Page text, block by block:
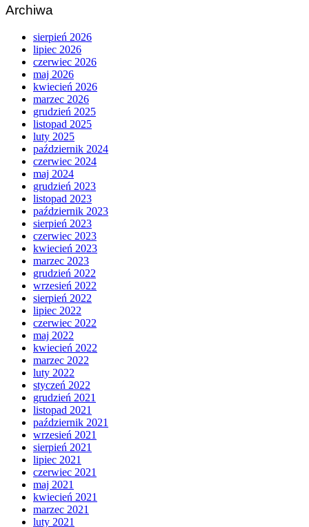
Archiwa
sierpień 2026
lipiec 2026
czerwiec 2026
maj 2026
kwiecień 2026
marzec 2026
grudzień 2025
listopad 2025
luty 2025
październik 2024
czerwiec 2024
maj 2024
grudzień 2023
listopad 2023
październik 2023
sierpień 2023
czerwiec 2023
kwiecień 2023
marzec 2023
grudzień 2022
wrzesień 2022
sierpień 2022
lipiec 2022
czerwiec 2022
maj 2022
kwiecień 2022
marzec 2022
luty 2022
styczeń 2022
grudzień 2021
listopad 2021
październik 2021
wrzesień 2021
sierpień 2021
lipiec 2021
czerwiec 2021
maj 2021
kwiecień 2021
marzec 2021
luty 2021